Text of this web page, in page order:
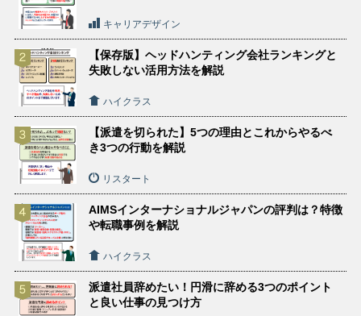
キャリアデザイン
【保存版】ヘッドハンティング会社ランキングと
失敗しない活用方法を解説
ハイクラス
【派遣を切られた】5つの理由とこれからやるべ
き3つの行動を解説
リスタート
AIMSインターナショナルジャパンの評判は？特徴
や転職事例を解説
ハイクラス
派遣社員辞めたい！円滑に辞める3つのポイント
と良い仕事の見つけ方